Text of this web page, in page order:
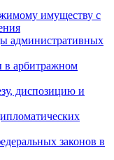
имуществу с
административных
арбитражном
диспозицию и
законов в